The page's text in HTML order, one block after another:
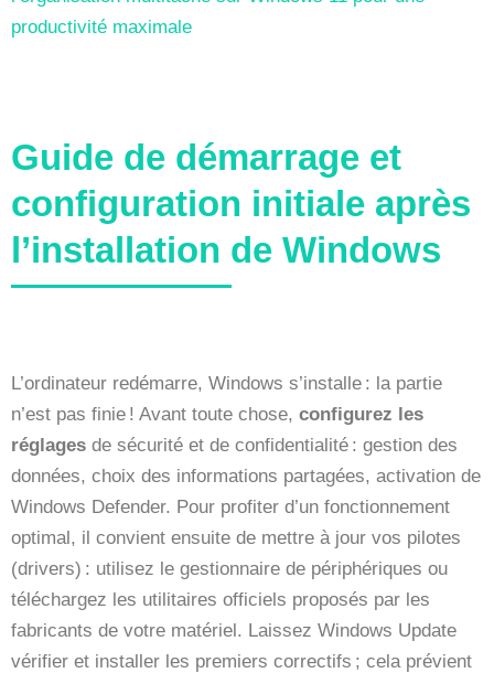
productivité maximale
Guide de démarrage et
configuration initiale après
l’installation de Windows
L’ordinateur redémarre, Windows s’installe : la partie
n’est pas finie ! Avant toute chose, configurez les
réglages de sécurité et de confidentialité : gestion des
données, choix des informations partagées, activation de
Windows Defender. Pour profiter d’un fonctionnement
optimal, il convient ensuite de mettre à jour vos pilotes
(drivers) : utilisez le gestionnaire de périphériques ou
téléchargez les utilitaires officiels proposés par les
fabricants de votre matériel. Laissez Windows Update
vérifier et installer les premiers correctifs ; cela prévient